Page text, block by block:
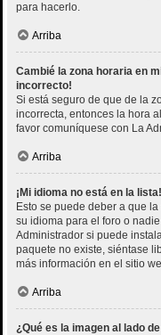
para hacerlo.
Arriba
Cambié la zona horaria en
incorrecto!
Si está seguro de que de la
incorrecta, entonces la hora
favor comuníquese con La
Arriba
¡Mi idioma no está en la lista!
Esto se puede deber a que
su idioma para el foro o
Administrador si puede
paquete no existe, siéntase
más información en el sitio
Arriba
¿Qué es la imagen al lado